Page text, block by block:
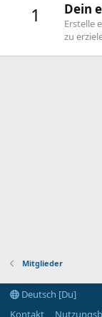
1 Dein
Erstelle
zu
Mitglieder
Deutsch [Du]
Kontakt